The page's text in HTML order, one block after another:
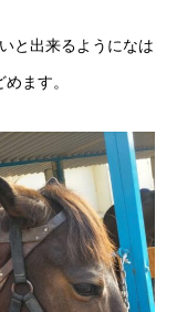
と出来るようになは
ます。